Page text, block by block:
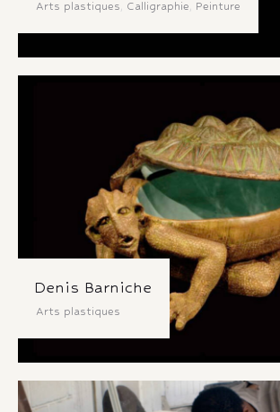
Arts plastiques, Calligraphie, Peinture
Denis Barniche
Arts plastiques